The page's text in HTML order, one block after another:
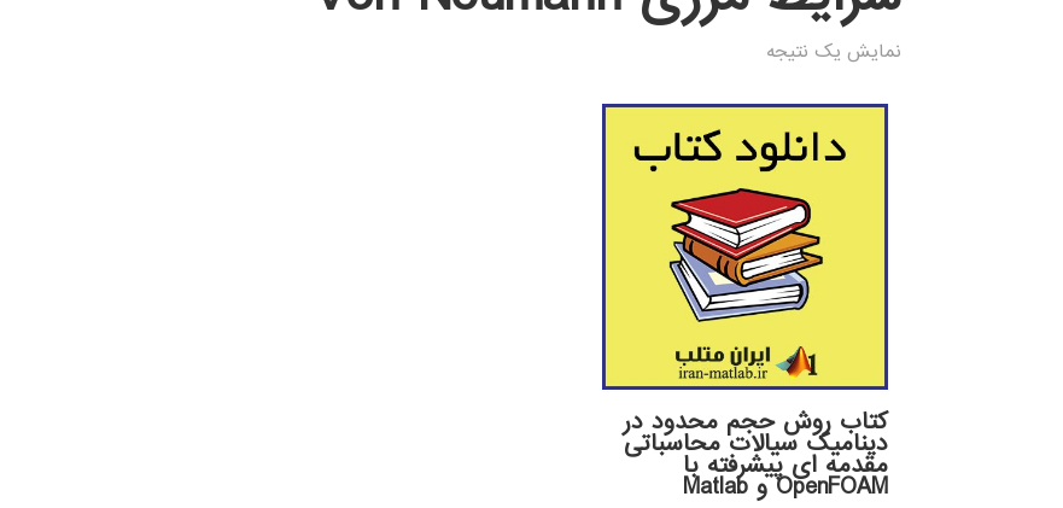
نمایش یک نتیجه
کتاب روش حجم محدود در
دینامیک سیالات محاسباتی
مقدمه ای پیشرفته با
OpenFOAM و Matlab